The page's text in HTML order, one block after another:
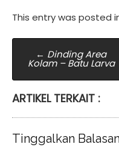
This entry was posted
Post
navigation
← Dinding Area
Kolam – Batu Larva
ARTIKEL TERKAIT :
Tinggalkan Balasan